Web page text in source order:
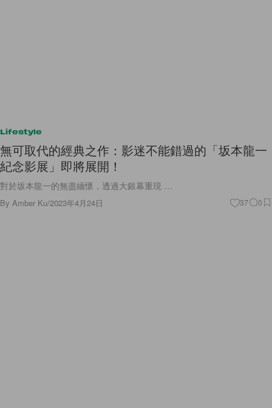
Lifestyle
無可取代的經典之作：影迷不能錯過的「坂本龍一
紀念影展」即將展開！
對於坂本龍一的無盡緬懷，透過大銀幕重現 …
By Amber Ku/2023年4月24日 37 0